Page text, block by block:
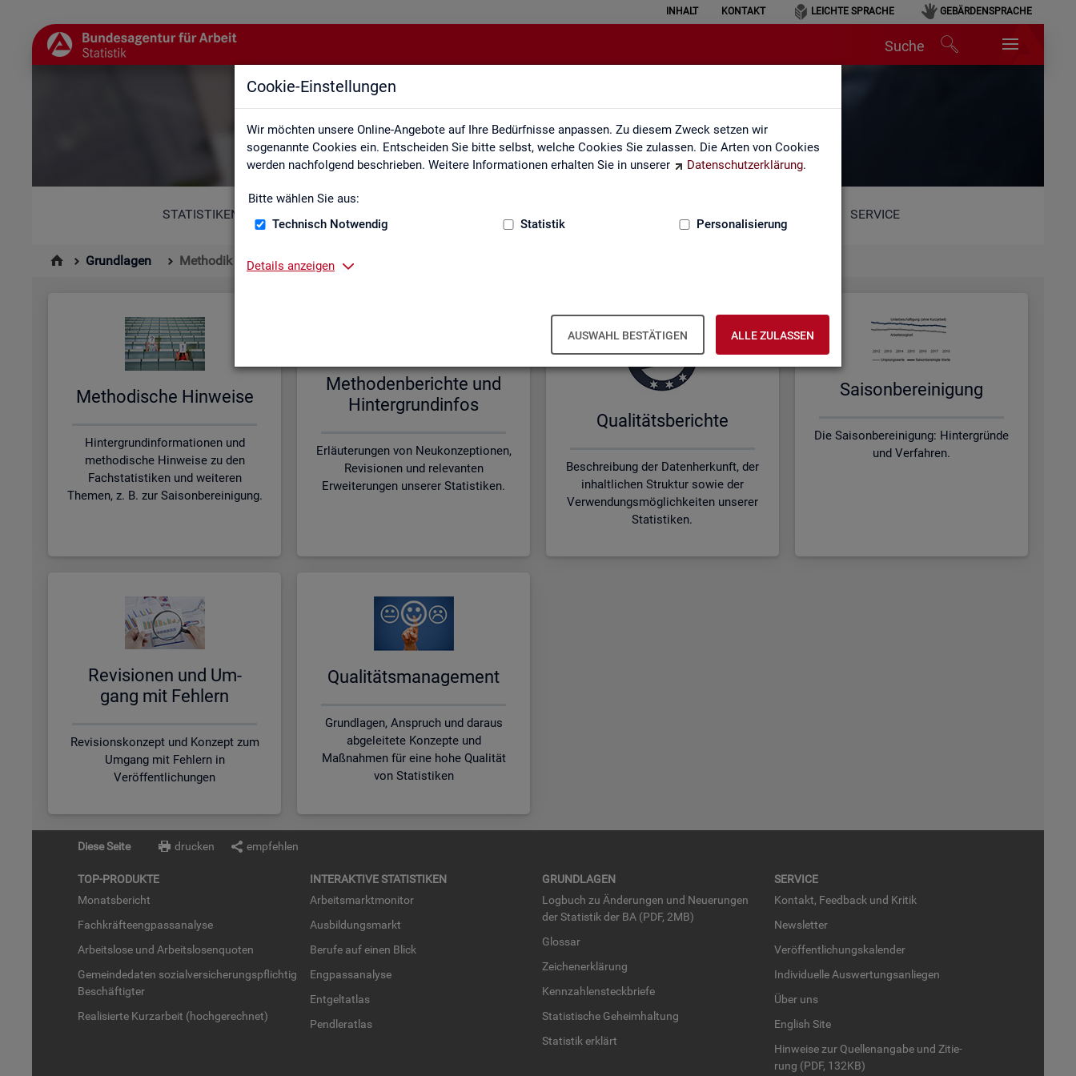
Cookie-Einstellungen
Wir möchten unsere Online-Angebote auf Ihre Bedürfnisse anpassen. Zu diesem Zweck setzen wir
sogenannte Cookies ein. Entscheiden Sie bitte selbst, welche Cookies Sie zulassen. Die Arten von Cookies
werden nachfolgend beschrieben. Weitere Informationen erhalten Sie in unserer
Datenschutzerklärung.
Bitte wählen Sie aus:
Technisch Notwendig
Statistik Personalisierung
Details anzeigen
AUSWAHL BESTÄTIGEN ALLE ZULASSEN
INHALT KONTAKT LEICHTE SPRACHE GEBÄRDENSPRACHE
Suche
Methodik und Qualität
STATISTIKEN SERVICE
Grundlagen Methodik und Qualität
Me­tho­di­sche Hin­wei­se
Hintergrundinformationen und
methodische Hinweise zu den
Fachstatistiken und weiteren
Themen, z. B. zur Saisonbereinigung.
Me­tho­den­be­rich­te und
Hin­ter­grund­in­fos
Erläuterungen von Neukonzeptionen,
Revisionen und relevanten
Erweiterungen unserer Statistiken.
Qua­li­täts­be­rich­te
Beschreibung der Datenherkunft, der
inhaltlichen Struktur sowie der
Verwendungsmöglichkeiten unserer
Statistiken.
Sai­son­be­rei­ni­gung
Die Saisonbereinigung: Hintergründe
und Verfahren.
Re­vi­sio­nen und Um­
gang mit Feh­lern
Revisionskonzept und Konzept zum
Umgang mit Fehlern in
Veröffentlichungen
Qua­li­täts­ma­nage­ment
Grundlagen, Anspruch und daraus
abgeleitete Konzepte und
Maßnahmen für eine hohe Qualität
von Statistiken
Diese Seite drucken empfehlen
TOP-PRO­DUK­TE
Mo­nats­be­richt
Fach­kräf­te­eng­pass­ana­ly­se
Ar­beits­lo­se und Ar­beits­lo­sen­quo­ten
Ge­mein­de­da­ten so­zi­al­ver­si­che­rungs­pflich­tig
Be­schäf­tig­ter
Rea­li­sier­te Kurz­ar­beit (hoch­ge­rech­net)
IN­TER­AK­TI­VE STA­TIS­TI­KEN
Ar­beits­markt­mo­ni­tor
Aus­bil­dungs­markt
Be­ru­fe auf einen Blick
Eng­pass­ana­ly­se
Ent­gel­t­at­las
Pend­ler­at­las
GRUND­LA­GEN
Log­buch zu Än­de­run­gen und Neue­run­gen
der Sta­tis­tik der BA (PDF, 2MB)
Glos­sar
Zei­chen­er­klä­rung
Kenn­zah­len­steck­brie­fe
Sta­tis­ti­sche Ge­heim­hal­tung
Sta­tis­tik er­klärt
SER­VICE
Kon­takt, Feed­back und Kri­tik
News­let­ter
Ver­öf­fent­li­chungs­ka­len­der
In­di­vi­du­el­le Aus­wer­tungs­an­lie­gen
Über uns
English Site
Hin­wei­se zur Quel­len­an­ga­be und Zi­tie­
rung (PDF, 132KB)